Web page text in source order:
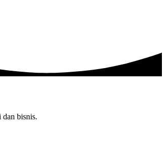
bisnis.